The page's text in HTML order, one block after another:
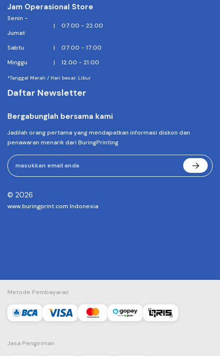
Jam Operasional Store
Senin -
Jumat
| 07.00 - 22.00
Sabtu |
07.00 - 17.00
Minggu
| 12.00 - 21.00
*Tanggal Merah / Hari besar: Libur
Daftar Newsletter
Bergabunglah bersama kami
Jadilah orang pertama yang mendapatkan informasi diskon dan
penawaran menarik dari BuringPrinting
© 2026
www.buringprint.com Indonesia
Metode Pembayaran
Jasa Pengiriman